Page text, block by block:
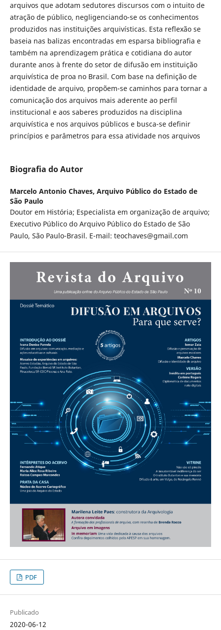
arquivos que adotam sedutores discursos com o intuito de
atração de público, negligenciando-se os conhecimentos
produzidos nas instituições arquivísticas. Esta reflexão se
baseia nas balizas encontradas em esparsa bibliografia e
também na aprendizagem prática e cotidiana do autor
durante anos à frente do setor de difusão em instituição
arquivística de proa no Brasil. Com base na definição de
identidade de arquivo, propõem-se caminhos para tornar a
comunicação dos arquivos mais aderente ao perfil
institucional e aos saberes produzidos na disciplina
arquivística e nos arquivos públicos e busca-se definir
princípios e parâmetros para essa atividade nos arquivos
Biografia do Autor
Marcelo Antonio Chaves, Arquivo Público do Estado de
São Paulo
Doutor em História; Especialista em organização de arquivo;
Executivo Público do Arquivo Público do Estado de São
Paulo, São Paulo-Brasil. E-mail: teochaves@gmail.com
PDF
Publicado
2020-06-12